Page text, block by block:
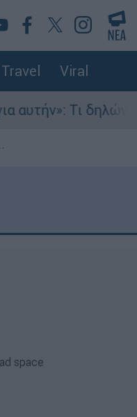
Travel Viral
στο